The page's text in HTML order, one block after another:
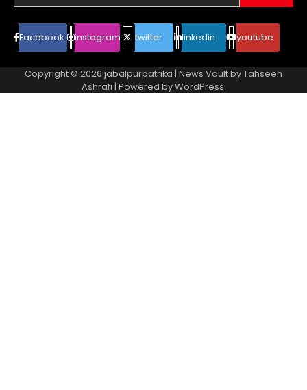
Facebook instagram twitter linkedin youtube
Copyright © 2026 jabalpurpatrika | News Vault byTahseen
Ashrafi | Powered byWordPress.